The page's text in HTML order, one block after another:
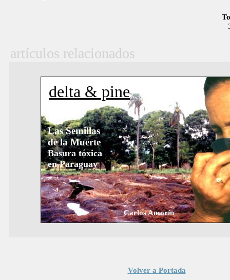
artículos relacionados
delta & pine
Las Semillas
de la Muerte
Basura tóxica
en Paraguay
Carlos Amorín
Volver a Portada